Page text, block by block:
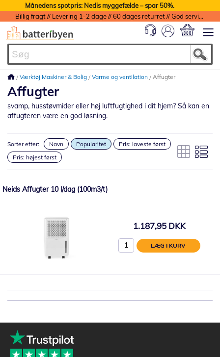
Månedens spotpris: Nedis myggefælde – spar 50%.
Billig fragt // Levering 1-2 dage // 60 dages returret // God service med garanti
Værktøj Maskiner & Bolig Varme og ventilation Affugter
Affugter
svamp, husstøvmider eller høj luftfugtighed i dit hjem? Så kan en
affugteren være en god løsning.
Sorter efter: Navn Popularitet
Pris: laveste først
Pris: højest først
Neids Affugter 10 l/dag (100m3/t)
1.187,95 DKK
LÆG I KURV